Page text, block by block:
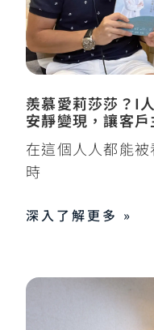
羨慕愛莉莎莎？I
安靜變現，讓客
在這個人人都能
時
深入了解更多 »